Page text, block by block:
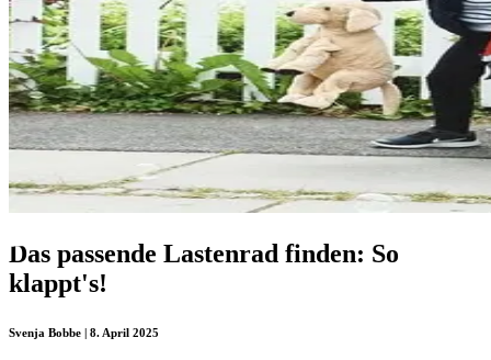
Das passende Lastenrad finden: So
klappt's!
Svenja Bobbe | 8. April 2025